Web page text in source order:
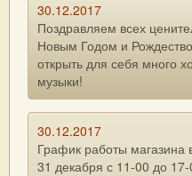
30.12.2017
Поздравляем всех
Новым Годом и
открыть для себя много
музыки!
30.12.2017
График работы магазина
31 декабря с 11-00 до 17-